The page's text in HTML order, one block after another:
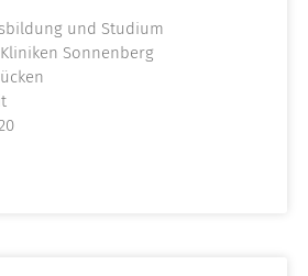
und Studium
Sonnenberg